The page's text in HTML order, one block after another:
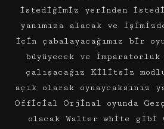
istediğimiz yerinden
yanımıza alacak ve
için çabalayacağımız bir
büyüyecek ve
çalışacağız Kilitsiz
açık olarak oynaycaksınız
Official Orjinal oyunda
olacak Walter white